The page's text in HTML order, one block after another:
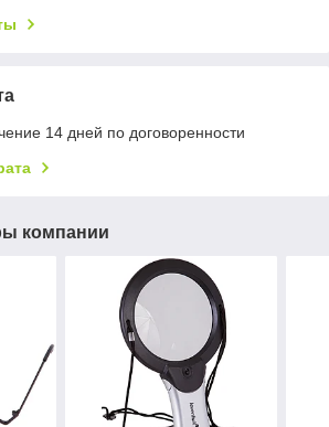
14 дней по договоренности
компании